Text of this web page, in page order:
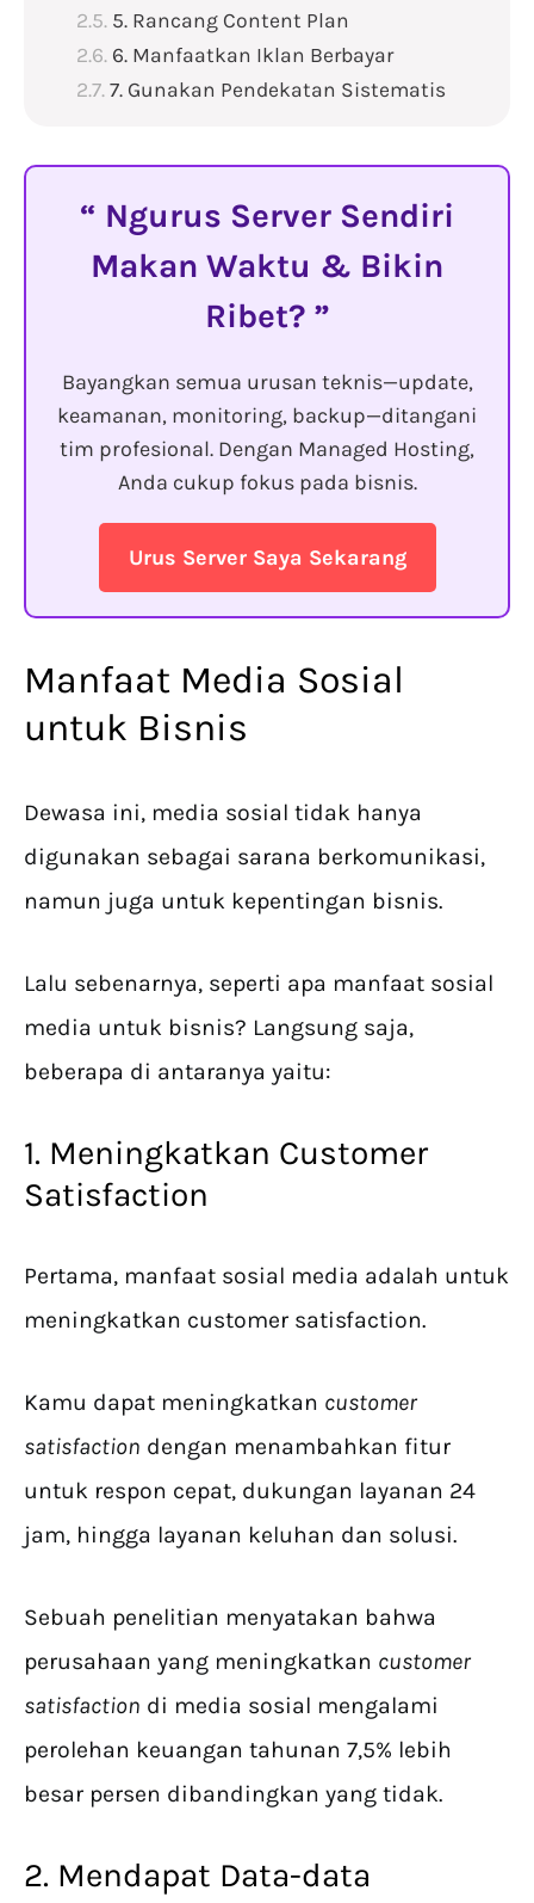
5. Rancang Content Plan
6. Manfaatkan Iklan Berbayar
7. Gunakan Pendekatan Sistematis
Ngurus Server Sendiri
Makan Waktu & Bikin
Ribet?
Bayangkan semua urusan teknis—update,
keamanan, monitoring, backup—ditangani
tim profesional. Dengan Managed Hosting,
Anda cukup fokus pada bisnis.
Urus Server Saya Sekarang
Manfaat Media Sosial
untuk Bisnis
Dewasa ini, media sosial tidak hanya
digunakan sebagai sarana berkomunikasi,
namun juga untuk kepentingan bisnis.
Lalu sebenarnya, seperti apa manfaat sosial
media untuk bisnis? Langsung saja,
beberapa di antaranya yaitu:
1. Meningkatkan Customer
Satisfaction
Pertama, manfaat sosial media adalah untuk
meningkatkan customer satisfaction.
Kamu dapat meningkatkan customer
satisfaction dengan menambahkan fitur
untuk respon cepat, dukungan layanan 24
jam, hingga layanan keluhan dan solusi.
Sebuah penelitian menyatakan bahwa
perusahaan yang meningkatkan customer
satisfaction di media sosial mengalami
perolehan keuangan tahunan 7,5% lebih
besar persen dibandingkan yang tidak.
2. Mendapat Data-data